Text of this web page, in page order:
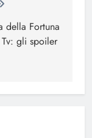
della Fortuna
gli spoiler